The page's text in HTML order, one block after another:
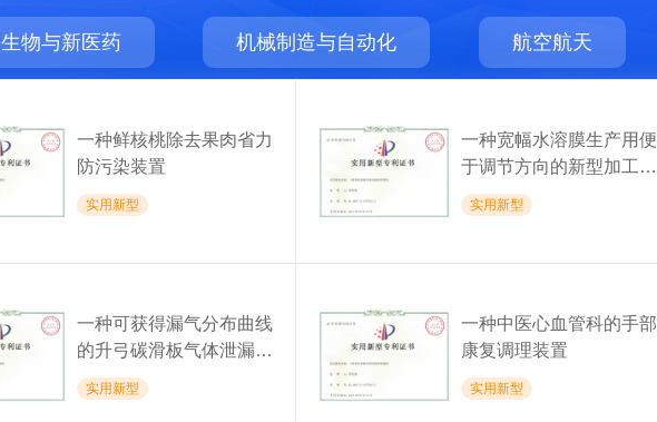
生物与新医药 机械制造与自动化 航空航天
一种鲜核桃除去果肉省力
防污染装置
实用新型
一种宽幅水溶膜生产用便
于调节方向的新型加工装
置
实用新型
一种可获得漏气分布曲线
的升弓碳滑板气体泄漏查
验机构
实用新型
一种中医心血管科的手部
康复调理装置
实用新型